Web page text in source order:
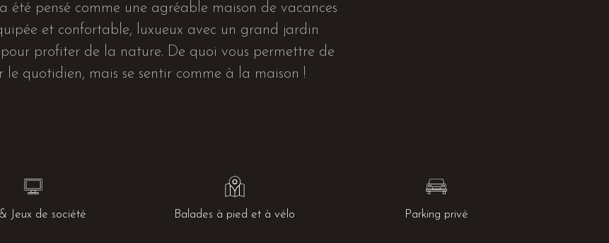
été pensé comme une agréable maison de vacances
et confortable, luxueux avec un grand jardin
profiter de la nature. De quoi vous permettre de
le quotidien, mais se sentir comme à la maison !
& Jeux de société Balades à pied et à vélo Parking privé